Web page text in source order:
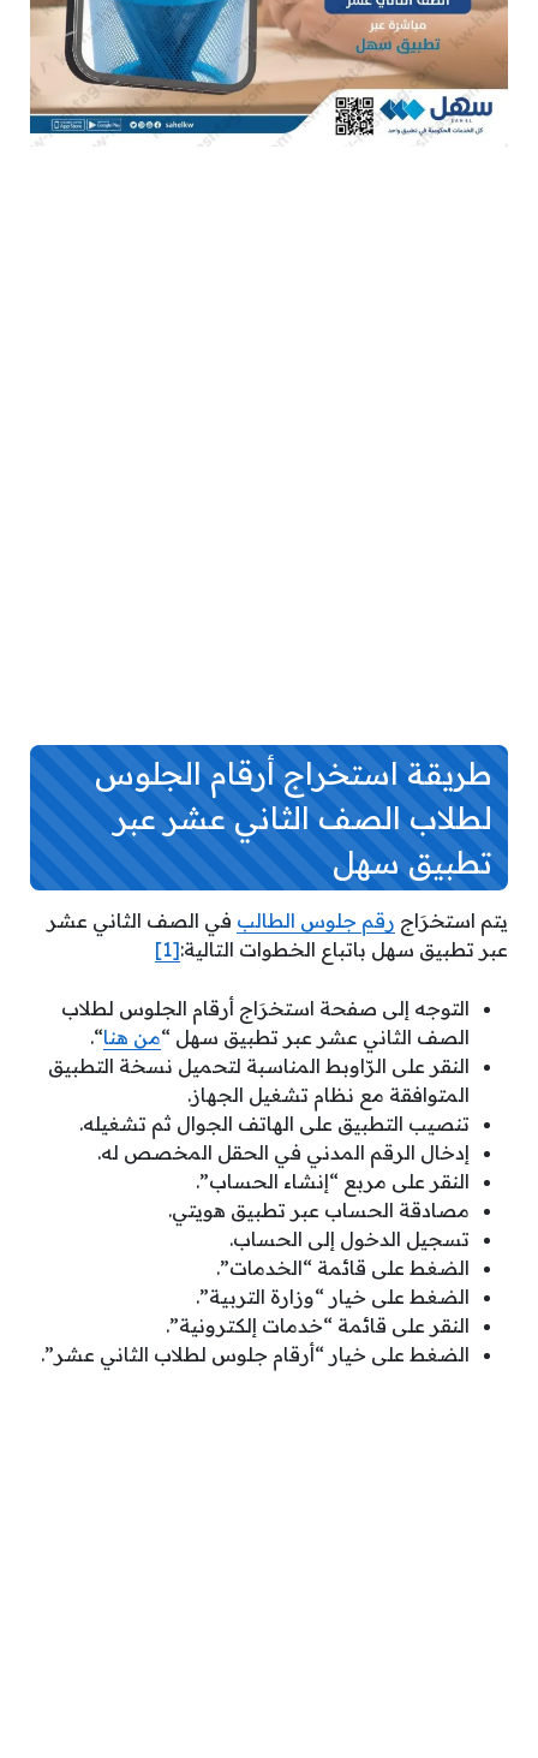
طريقة استخراج أرقام الجلوس
لطلاب الصف الثاني عشر عبر
تطبيق سهل
يتم استخرَاج رقم جلوس الطالب في الصف الثاني عشر
عبر تطبيق سهل باتباع الخطوات التالية:[1]
التوجه إلى صفحة استخرَاج أرقام الجلوس لطلاب
الصف الثاني عشر عبر تطبيق سهل “من هنا“.
النقر على الرّاوبط المناسبة لتحميل نسخة التطبيق
المتوافقة مع نظام تشغيل الجهاز.
تنصيب التطبيق على الهاتف الجوال ثم تشغيله.
إدخال الرقم المدني في الحقل المخصص له.
النقر على مربع “إنشاء الحساب”.
مصادقة الحساب عبر تطبيق هويتي.
تسجيل الدخول إلى الحساب.
الضغط على قائمة “الخدمات”.
الضغط على خيار “وزارة التربية”.
النقر على قائمة “خدمات إلكترونية”.
الضغط على خيار “أرقام جلوس لطلاب الثاني عشر”.